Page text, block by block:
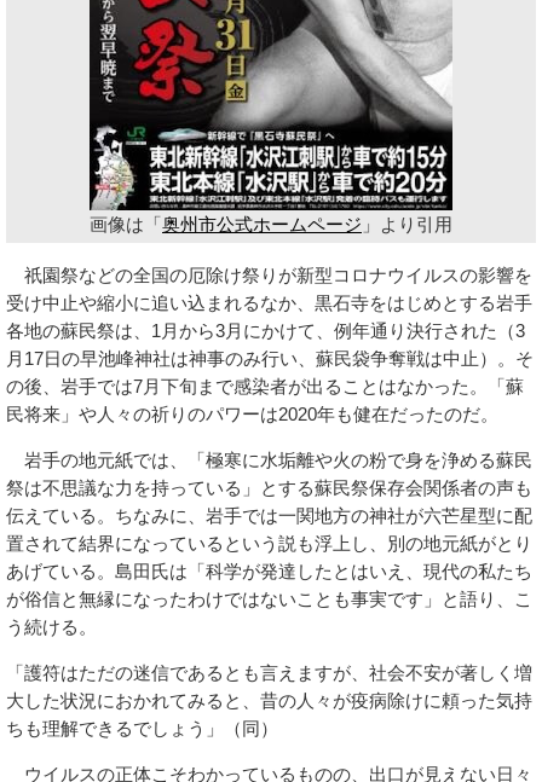
画像は「奥州市公式ホームページ 」より引用
祇園祭などの全国の厄除け祭りが新型コロナウイルスの影響を
受け中止や縮小に追い込まれるなか、黒石寺をはじめとする岩手
各地の蘇民祭は、1月から3月にかけて、例年通り決行された（3
月17日の早池峰神社は神事のみ行い、蘇民袋争奪戦は中止）。そ
の後、岩手では7月下旬まで感染者が出ることはなかった。「蘇
民将来」や人々の祈りのパワーは2020年も健在だったのだ。
岩手の地元紙では、「極寒に水垢離や火の粉で身を浄める蘇民
祭は不思議な力を持っている」とする蘇民祭保存会関係者の声も
伝えている。ちなみに、岩手では一関地方の神社が六芒星型に配
置されて結界になっているという説も浮上し、別の地元紙がとり
あげている。島田氏は「科学が発達したとはいえ、現代の私たち
が俗信と無縁になったわけではないことも事実です」と語り、こ
う続ける。
「護符はただの迷信であるとも言えますが、社会不安が著しく増
大した状況におかれてみると、昔の人々が疫病除けに頼った気持
ちも理解できるでしょう」（同）
ウイルスの正体こそわかっているものの、出口が見えない日々